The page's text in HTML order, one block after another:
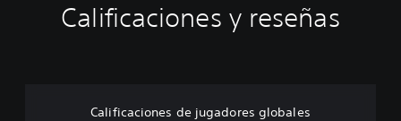
Calificaciones y reseñas
Calificaciones de jugadores globales